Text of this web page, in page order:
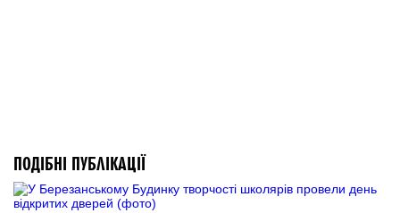
ПОДІБНІ ПУБЛІКАЦІЇ